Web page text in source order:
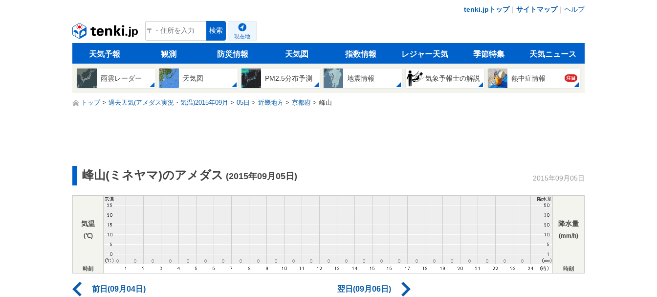
tenki.jpトップ｜ サイトマップ｜ ヘルプ
tenki.jp 検索
現在地
天気予報 観測 防災情報 天気図 指数情報 レジャー天気 季節特集 天気ニュース
雨雲レーダー 天気図 PM2.5分布予測 地震情報 気象予報士の解説 熱中症情報 注目
トップ 過去天気(アメダス実況・気温)2015年09月 05日 近畿地方 京都府 峰山
峰山(ミネヤマ)のアメダス (2015年09月05日) 2015年09月05日
気温
(℃)
降水量
(mm/h)
時刻 時刻
前日(09月04日) 翌日(09月06日)